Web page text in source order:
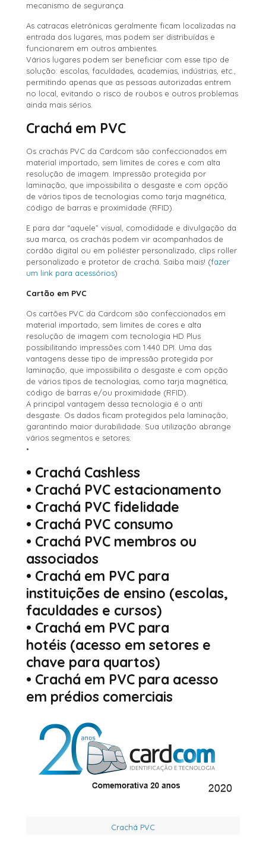
mecanismo de segurança.
As catracas eletrônicas geralmente ficam localizadas na
entrada dos lugares, mas podem ser distribuídas e
funcionarem em outros ambientes.
Vários lugares podem ser beneficiar com esse tipo de
solução: escolas, faculdades, academias, indústrias, etc.,
permitindo apenas que as pessoas autorizadas entrem
no local, evitando o risco de roubos e outros problemas
ainda mais sérios.
Crachá em PVC
Os crachás PVC da Cardcom são confeccionados em
material importado, sem limites de cores e com alta
resolução de imagem. Impressão protegida por
laminação, que impossibilita o desgaste e com opção
de vários tipos de tecnologias como tarja magnética,
código de barras e proximidade (RFID).
E para dar “aquele” visual, comodidade e divulgação da
sua marca, os crachás podem vir acompanhados de
cordão digital ou em poliéster personalizado, clips roller
personalizado e protetor de crachá. Saiba mais! (fazer
um link para acessórios)
Cartão em PVC
Os cartões PVC da Cardcom são confeccionados em
material importado, sem limites de cores e alta
resolução de imagem com tecnologia HD Plus
possibilitando impressões com 1.440 DPI. Uma das
vantagens desse tipo de impressão protegida por
laminação, que impossibilita o desgaste e com opção
de vários tipos de tecnologias, como tarja magnética,
código de barras e/ou proximidade (RFID).
A principal vantagem dessa tecnologia é o anti
desgaste. Os dados ficam protegidos pela laminação,
garantindo maior durabilidade. Sua utilização abrange
vários segmentos e setores:
•
• Crachá Cashless
• Crachá PVC estacionamento
• Crachá PVC fidelidade
• Crachá PVC consumo
• Crachá PVC membros ou
associados
• Crachá em PVC para
instituições de ensino (escolas,
faculdades e cursos)
• Crachá em PVC para
hotéis (acesso em setores e
chave para quartos)
• Crachá em PVC para acesso
em prédios comerciais
Crachá PVC